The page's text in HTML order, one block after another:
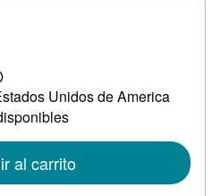
sobre
Unidos de America
al carrito